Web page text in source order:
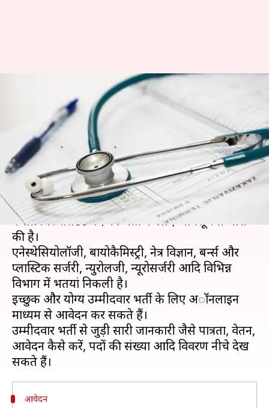
AIIMS Recruitment 2018:
सीनियर रेसिडेंट पद के लिए निकली
भर्ती, यहां से करें आवेदन
लेखन मोना दीक्षित Dec 06, 2018
क्या है खबर?
अखिल भारतीय आयुर्विज्ञान संस्थान (AIIMS), भुवनेश्वर
ने सीनियर रेसिडेंट पद की भर्ती के लिए अधिसूचना जारी
की है।
एनेस्थेसियोलॉजी, बायोकैमिस्ट्री, नेत्र विज्ञान, बर्न्स और
प्लास्टिक सर्जरी, न्युरोलजी, न्यूरोसर्जरी आदि विभिन्न
विभाग में भर्तियां निकली है।
इच्छुक और योग्य उम्मीदवार भर्ती के लिए अॉनलाइन
माध्यम से आवेदन कर सकते हैं।
उम्मीदवार भर्ती से जुड़ी सारी जानकारी जैसे पात्रता, वेतन,
आवेदन कैसे करें, पदों की संख्या आदि विवरण नीचे देख
आवेदन